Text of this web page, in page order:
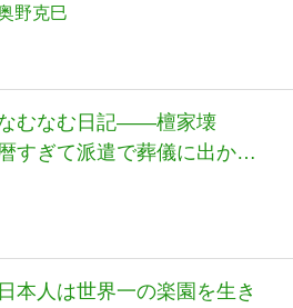
野克巳
むなむ日記――檀家壊
ぎて派遣で葬儀に出かけ
リーズ)
本人は世界一の楽園を生き